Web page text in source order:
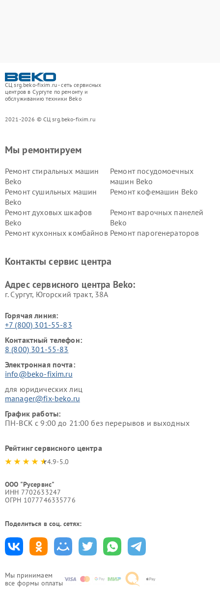
СЦ srg.beko-fixim.ru - сеть сервисных
центров в Сургуте по ремонту и
обслуживанию техники Beko
2021-2026 © СЦ srg.beko-fixim.ru
Мы принимаем
все формы оплаты
Мы ремонтируем
Ремонт стиральных машин
Beko
Ремонт посудомоечных
машин Beko
Ремонт сушильных машин
Beko
Ремонт кофемашин Beko
Ремонт духовых шкафов
Beko
Ремонт варочных панелей
Beko
Ремонт кухонных комбайнов Ремонт парогенераторов
Ремонт холодильников Beko Ремонт морозильных камер
Контакты сервис центра
Адрес сервисного центра Beko:
г. Сургут, Югорский тракт, 38А
Горячая линия:
+7 (800) 301-55-83
Контактный телефон:
8 (800) 301-55-83
Электронная почта:
info@beko-fixim.ru
для юридических лиц
manager@fix-beko.ru
График работы:
ПН-ВСК с 9:00 до 21:00 без перерывов и выходных
Рейтинг сервисного центра
4.9-5.0
ООО "Русервис"
ИНН 7702633247
ОГРН 1077746335776
Поделиться в соц. сетях: